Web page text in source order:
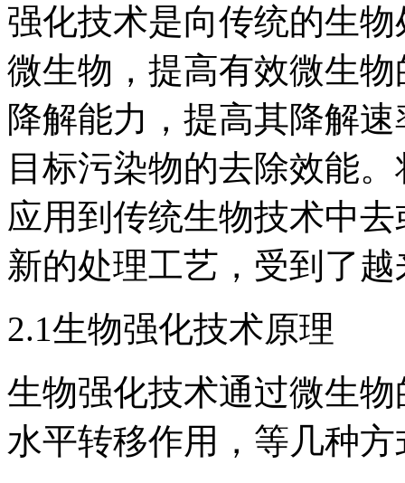
强化技术是向传统的生
微生物，提高有效微生
降解能力，提高其降解
目标污染物的去除效能
应用到传统生物技术中
新的处理工艺，受到了
2.1生物强化技术原理
生物强化技术通过微生
水平转移作用，等几种